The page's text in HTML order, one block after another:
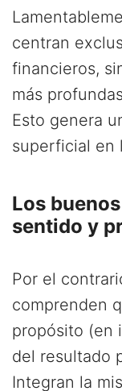
centran
financieros,
más
Esto genera
superficial en
Los
sentido y
Por el
comprenden
propósito (en
del resultado
Integran la